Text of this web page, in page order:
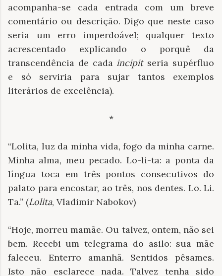
acompanha-se cada entrada com um breve
comentário ou descrição. Digo que neste caso
seria um erro imperdoável; qualquer texto
acrescentado explicando o porquê da
transcendência de cada incipitseria supérfluo
e só serviria para sujar tantos exemplos
literários de excelência).
*
“Lolita, luz da minha vida, fogo da minha carne.
Minha alma, meu pecado. Lo-li-ta: a ponta da
língua toca em três pontos consecutivos do
palato para encostar, ao três, nos dentes. Lo. Li.
Ta.” (Lolita, Vladimir Nabokov)
“Hoje, morreu mamãe. Ou talvez, ontem, não sei
bem. Recebi um telegrama do asilo: sua mãe
faleceu. Enterro amanhã. Sentidos pêsames.
Isto não esclarece nada. Talvez tenha sido